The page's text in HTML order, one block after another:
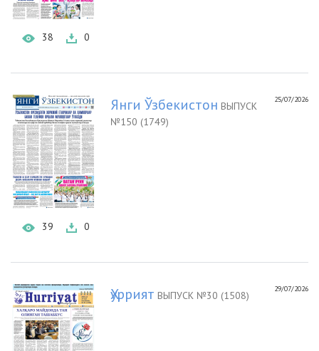
38 0
39 0
25/07/2026
Янги Ўзбекистон ВЫПУСК
№150 (1749)
29/07/2026
Ҳуррият ВЫПУСК №30 (1508)